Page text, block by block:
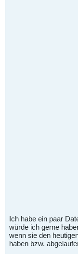
Ich habe ein paar
würde ich gerne
wenn sie den
haben bzw.